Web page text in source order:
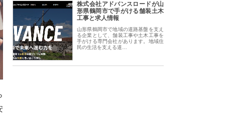
株式会社アドバンスロードが山
形県鶴岡市で手がける舗装土木
工事と求人情報
山形県鶴岡市で地域の道路基盤を支え
る企業として、舗装工事や土木工事を
手がける専門会社があります。地域住
民の生活を支える道…